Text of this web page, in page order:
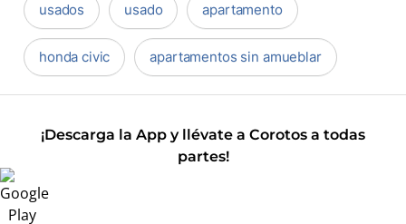
usados usado apartamento
honda civic apartamentos sin amueblar
¡Descarga la App y llévate a Corotos a todas
partes!